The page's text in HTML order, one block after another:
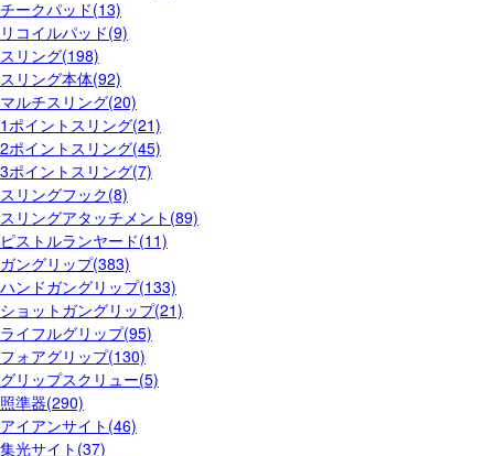
チークパッド(13)
リコイルパッド(9)
スリング(198)
スリング本体(92)
マルチスリング(20)
1ポイントスリング(21)
2ポイントスリング(45)
3ポイントスリング(7)
スリングフック(8)
スリングアタッチメント(89)
ピストルランヤード(11)
ガングリップ(383)
ハンドガングリップ(133)
ショットガングリップ(21)
ライフルグリップ(95)
フォアグリップ(130)
グリップスクリュー(5)
照準器(290)
アイアンサイト(46)
集光サイト(37)